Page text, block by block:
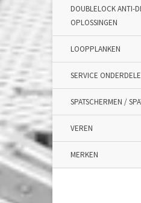
DOUBLELOCK ANTI-
OPLOSSINGEN
LOOPPLANKEN
SERVICE
SPATSCHERMEN /
VEREN
MERKEN